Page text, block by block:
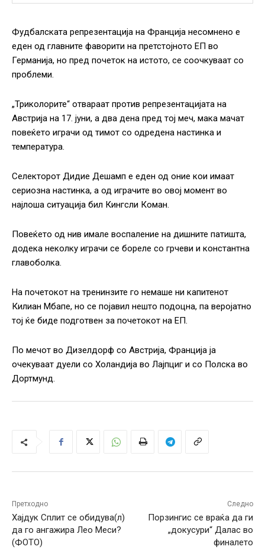
Фудбалската репрезентација на Франција несомнено е
еден од главните фаворити на претстојното ЕП во
Германија, но пред почеток на истото, се соочкуваат со
проблеми.
„Триколорите“ отвараат против репрезентацијата на
Австрија на 17. јуни, а два дена пред тој меч, мака мачат
повеќето играчи од тимот со одредена настинка и
температура.
Селекторот Дидие Дешамп е еден од оние кои имаат
сериозна настинка, а од играчите во овој момент во
најлоша ситуација бил Кингсли Коман.
Повеќето од нив имале воспаление на дишните патишта,
додека неколку играчи се бореле со грчеви и константна
главоболка.
На почетокот на тренинзите го немаше ни капитенот
Килиан Мбапе, но се појавил нешто подоцна, па веројатно
тој ќе биде подготвен за почетокот на ЕП.
По мечот во Дизелдорф со Австрија, Франција ја
очекуваат дуели со Холандија во Лајпциг и со Полска во
Дортмунд.
Претходно
Хајдук Сплит се обидува(л)
да го ангажира Лео Меси?
(ФОТО)
Следно
Порзингис се враќа да ги
„докусури“ Далас во
финалето